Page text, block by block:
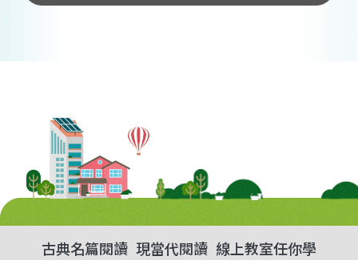
古典名篇閱讀 現當代閱讀 線上教室任你學